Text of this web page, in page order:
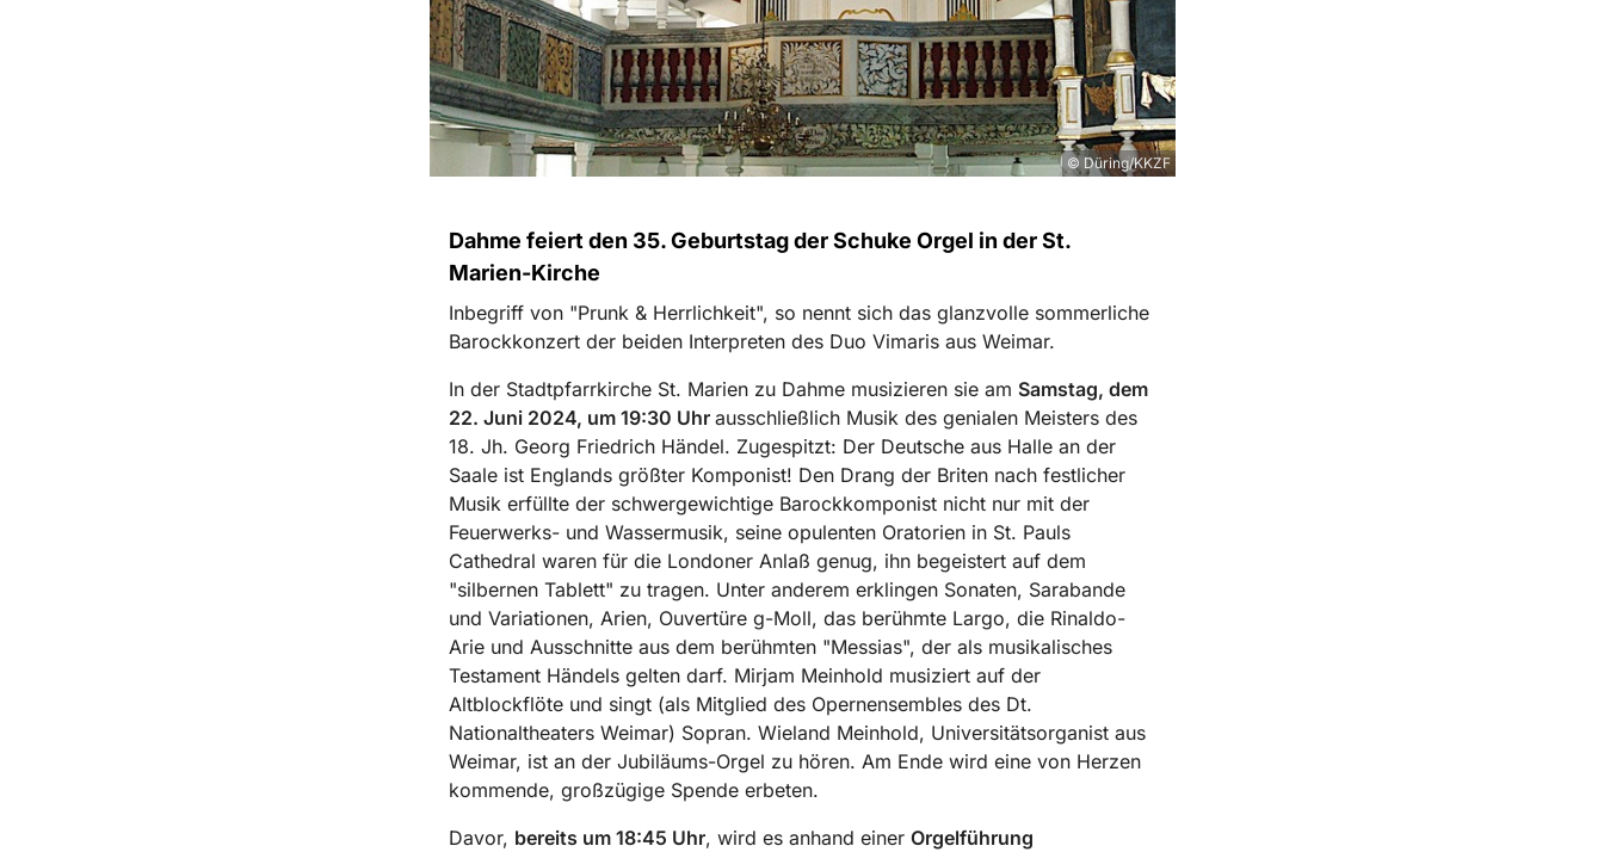
© Düring/KKZF
Dahme feiert den 35. Geburtstag der Schuke Orgel in der St.
Marien-Kirche
Inbegriff von "Prunk & Herrlichkeit", so nennt sich das glanzvolle sommerliche
Barockkonzert der beiden Interpreten des Duo Vimaris aus Weimar.
In der Stadtpfarrkirche St. Marien zu Dahme musizieren sie am Samstag, dem
22. Juni 2024, um 19:30 Uhr ausschließlich Musik des genialen Meisters des
18. Jh. Georg Friedrich Händel. Zugespitzt: Der Deutsche aus Halle an der
Saale ist Englands größter Komponist! Den Drang der Briten nach festlicher
Musik erfüllte der schwergewichtige Barockkomponist nicht nur mit der
Feuerwerks- und Wassermusik, seine opulenten Oratorien in St. Pauls
Cathedral waren für die Londoner Anlaß genug, ihn begeistert auf dem
"silbernen Tablett" zu tragen. Unter anderem erklingen Sonaten, Sarabande
und Variationen, Arien, Ouvertüre g-Moll, das berühmte Largo, die Rinaldo-
Arie und Ausschnitte aus dem berühmten "Messias", der als musikalisches
Testament Händels gelten darf. Mirjam Meinhold musiziert auf der
Altblockflöte und singt (als Mitglied des Opernensembles des Dt.
Nationaltheaters Weimar) Sopran. Wieland Meinhold, Universitätsorganist aus
Weimar, ist an der Jubiläums-Orgel zu hören. Am Ende wird eine von Herzen
kommende, großzügige Spende erbeten.
Davor, bereits um 18:45 Uhr, wird es anhand einer Orgelführung